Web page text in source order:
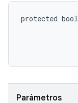
protected
Parámetros